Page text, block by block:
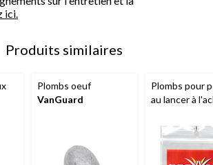
ici.
Produits similaires
Plombs oeuf
VanGuard
Plombs pour
au lancer à